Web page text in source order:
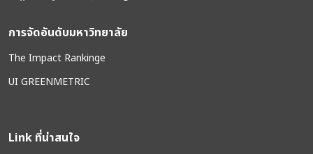
การจัดอันดับมหาวิทยาลัย
The Impact Rankinge
UI GREENMETRIC
Link ที่น่าสนใจ